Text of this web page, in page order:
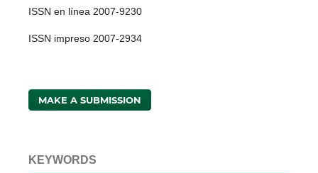
ISSN en línea 2007-9230
ISSN impreso 2007-2934
MAKE A SUBMISSION
KEYWORDS